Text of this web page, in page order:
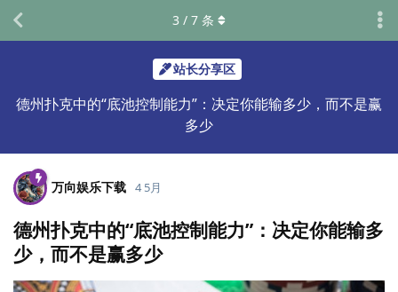
站长分享区
德州扑克中的“底池控制能力”：决定你能输多少，而不是赢
多少
3 / 7 条
万向娱乐下载 4 5月
德州扑克中的“底池控制能力”：决定你能输多
少，而不是赢多少